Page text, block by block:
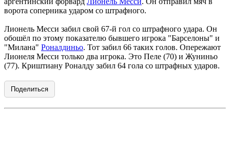
ворота соперника ударом со штрафного.
Лионель Месси забил свой 67-й гол со штрафного удара. Он
обошёл по этому показателю бывшего игрока "Барселоны" и
"Милана" Роналдиньо. Тот забил 66 таких голов. Опережают
Лионеля Месси только два игрока. Это Пеле (70) и Жуниньо
(77). Криштиану Роналду забил 64 гола со штрафных ударов.
Поделиться